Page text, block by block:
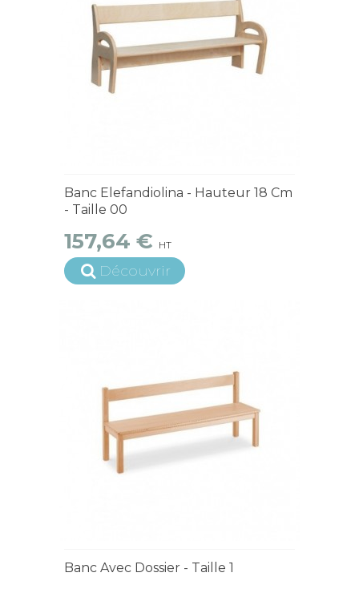
Banc Elefandiolina - Hauteur 18 Cm
- Taille 00
157,64 € HT
Découvrir
Banc Avec Dossier - Taille 1